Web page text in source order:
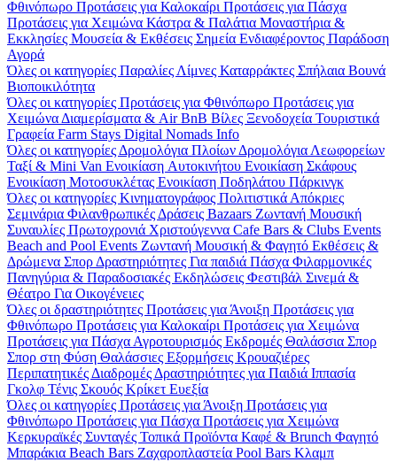
Φθινόπωρο Προτάσεις για Καλοκαίρι Προτάσεις για Πάσχα
Προτάσεις για Χειμώνα Κάστρα & Παλάτια Μοναστήρια &
Εκκλησίες Μουσεία & Εκθέσεις Σημεία Ενδιαφέροντος Παράδοση
Αγορά
Όλες οι κατηγορίες Παραλίες Λίμνες Καταρράκτες Σπήλαια Βουνά
Βιοποικιλότητα
Όλες οι κατηγορίες Προτάσεις για Φθινόπωρο Προτάσεις για
Χειμώνα Διαμερίσματα & Air BnB Βίλες Ξενοδοχεία Τουριστικά
Γραφεία Farm Stays Digital Nomads Info
Όλες οι κατηγορίες Δρομολόγια Πλοίων Δρομολόγια Λεωφορείων
Ταξί & Μini Van Ενοικίαση Aυτοκινήτου Ενοικίαση Σκάφους
Ενοικίαση Μοτοσυκλέτας Ενοικίαση Ποδηλάτου Πάρκινγκ
Όλες οι κατηγορίες Κινηματογράφος Πολιτιστικά Απόκριες
Σεμινάρια Φιλανθρωπικές Δράσεις Bazaars Ζωντανή Μουσική
Συναυλίες Πρωτοχρονιά Χριστούγεννα Cafe Bars & Clubs Events
Beach and Pool Events Ζωντανή Μουσική & Φαγητό Εκθέσεις &
Δρώμενα Σπορ Δραστηριότητες Για παιδιά Πάσχα Φιλαρμονικές
Πανηγύρια & Παραδοσιακές Εκδηλώσεις Φεστιβάλ Σινεμά &
Θέατρο Για Οικογένειες
Όλες οι δραστηριότητες Προτάσεις για Άνοιξη Προτάσεις για
Φθινόπωρο Προτάσεις για Καλοκαίρι Προτάσεις για Χειμώνα
Προτάσεις για Πάσχα Αγροτουρισμός Εκδρομές Θαλάσσια Σπορ
Σπορ στη Φύση Θαλάσσιες Εξορμήσεις Κρουαζιέρες
Περιπατητικές Διαδρομές Δραστηριότητες για Παιδιά Ιππασία
Γκολφ Τένις Σκουός Κρίκετ Ευεξία
Όλες οι κατηγορίες Προτάσεις για Άνοιξη Προτάσεις για
Φθινόπωρο Προτάσεις για Πάσχα Προτάσεις για Χειμώνα
Κερκυραϊκές Συνταγές Τοπικά Προϊόντα Καφέ & Brunch Φαγητό
Μπαράκια Beach Bars Ζαχαροπλαστεία Pool Bars Κλαμπ